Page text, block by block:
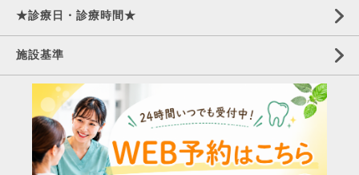
★診療日・診療時間★
施設基準